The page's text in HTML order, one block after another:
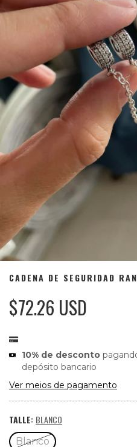
CADENA DE SEGURIDAD
$72.26 USD
10% de desconto
depósito bancario
Ver meios de pagamento
TALLE: BLANCO
Blanco